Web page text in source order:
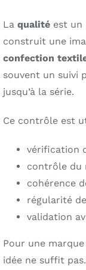
La qualité est un
construit une
confection
souvent un suivi
jusqu’à la série.
Ce contrôle est
vérification
contrôle du
cohérence
régularité
validation
Pour une
idée ne suffit